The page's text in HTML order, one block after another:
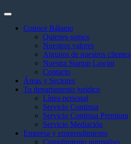
Conoce Bálamo
Quienes somos
Nuestros valores
Algunos de nuestros clientes
Nuestra Startup Lawint
Contacto
Áreas y Sectores
Tu departamento jurídico
Línea personal
Servicio Continua
Servicio Continua Premium
Servicio Mediación
Empresa y emprendimiento
Cumplimiento normativo